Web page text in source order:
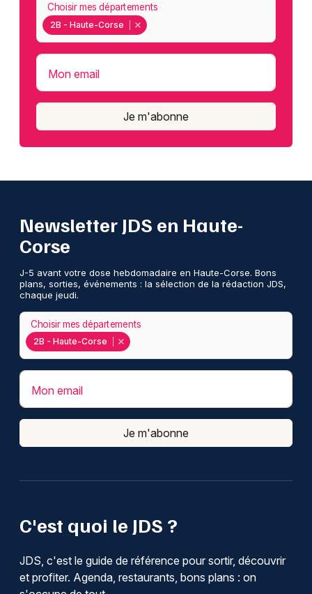
2B - Haute-Corse
Choisir mes départements
Mon email
Je m'abonne
C'est quoi le JDS ?
JDS, c'est le guide de référence pour sortir, découvrir
et profiter. Agenda, restaurants, bons plans : on
Newsletter JDS en Haute-
Corse
J-5 avant votre dose hebdomadaire en Haute-Corse. Bons
plans, sorties, événements : la sélection de la rédaction JDS,
chaque jeudi.
2B - Haute-Corse
Choisir mes départements
Mon email
Je m'abonne